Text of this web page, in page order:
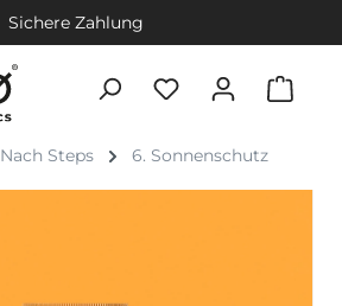
Sichere Zahlung
Nach Steps 6. Sonnenschutz